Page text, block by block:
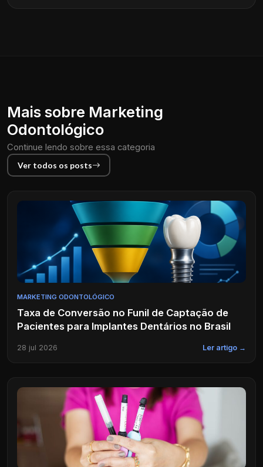
Mais sobre Marketing
Odontológico
Continue lendo sobre essa categoria
Ver todos os posts
MARKETING ODONTOLÓGICO
Taxa de Conversão no Funil de Captação de
Pacientes para Implantes Dentários no Brasil
28 jul 2026 Ler artigo →